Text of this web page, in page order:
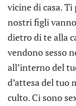
vicine di casa.
nostri figli
dietro di te alla
vendono sesso
all’interno del
d’attesa del tuo
culto. Ci sono